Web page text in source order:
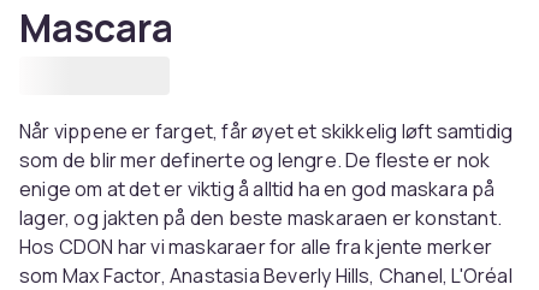
Mascara
Når vippene er farget, får øyet et skikkelig løft samtidig
som de blir mer definerte og lengre. De fleste er nok
enige om at det er viktig å alltid ha en god maskara på
lager, og jakten på den beste maskaraen er konstant.
Hos CDON har vi maskaraer for alle fra kjente merker
som Max Factor, Anastasia Beverly Hills, Chanel, L'Oréal